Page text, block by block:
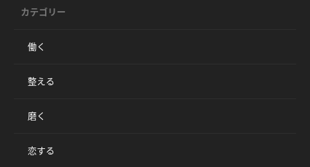
カテゴリー
働く
整える
磨く
恋する